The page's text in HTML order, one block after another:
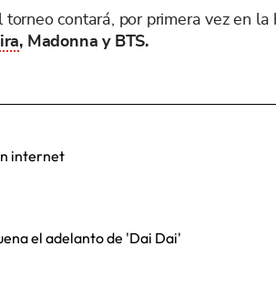
contará, por primera vez en
, Madonna y BTS.
internet
el adelanto de 'Dai Dai'